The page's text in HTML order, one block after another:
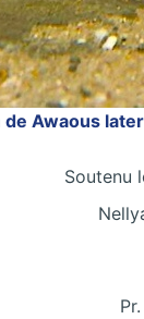
Awaous
Soutenu